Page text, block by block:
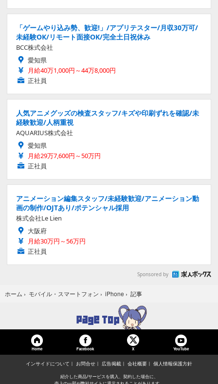
「ゲームやり込み勢、歓迎!」/アプリテスター/月収30万可/
未経験OK/リモート面接OK/完全土日祝休み
BCC株式会社
愛知県
月給40万1,000円～44万8,000円
正社員
人気アニメグッズの検査スタッフ/キズや印刷ずれを確認/未
経験歓迎/人柄重視
AQUARIUS株式会社
愛知県
月給29万7,600円～50万円
正社員
アニメーション編集スタッフ/未経験歓迎/アニメーション動
画の制作/OJTあり/ポテンシャル採用
株式会社Le Lien
大阪府
月給30万円～56万円
正社員
Sponsored by
ホーム › モバイル・スマートフォン › iPhone › 記事
Home Facebook X YouTube
インサイドについて お問合せ 広告掲載 会社概要 個人情報保護方針
紹介した商品/サービスを購入、契約した場合に、